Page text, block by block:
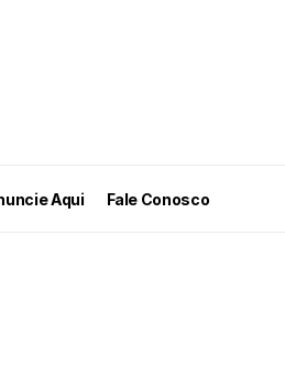
Aqui Fale Conosco